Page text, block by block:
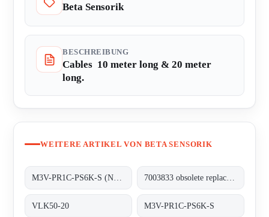
Beta Sensorik
BESCHREIBUNG
Cables  10 meter long & 20 meter
long.
WEITERE ARTIKEL VON BETA SENSORIK
VLK50-20 M3V-PR1C-PS6K-S